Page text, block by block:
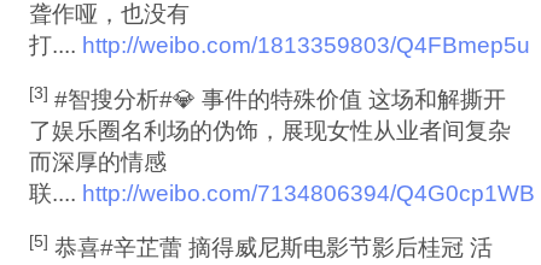
聋作哑，也没有
打.... http://weibo.com/1813359803/Q4FBmep5u
[3] #智搜分析#💎 事件的特殊价值 这场和解撕开
了娱乐圈名利场的伪饰，展现女性从业者间复杂
而深厚的情感
联.... http://weibo.com/7134806394/Q4G0cp1WB
[5] 恭喜#辛芷蕾 摘得威尼斯电影节影后桂冠 活